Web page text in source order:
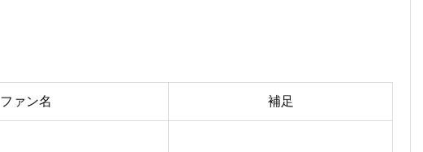
ファン名 補足